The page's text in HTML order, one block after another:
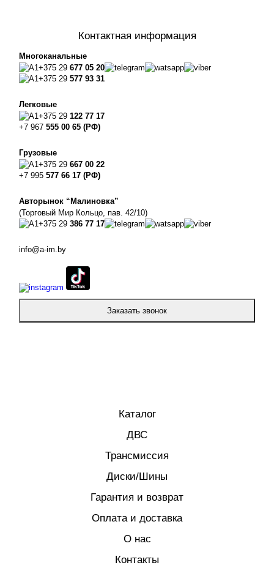
Контактная информация
Многоканальные
+375 29 677 05 20
+375 29 577 93 31
Легковые
+375 29 122 77 17
+7 967 555 00 65 (РФ)
Грузовые
+375 29 667 00 22
+7 995 577 66 17 (РФ)
Авторынок “Малиновка”
(Торговый Мир Кольцо, пав. 42/10)
+375 29 386 77 17
info@a-im.by
Заказать звонок
Каталог
ДВС
Трансмиссия
Диски/Шины
Гарантия и возврат
Оплата и доставка
О нас
Контакты